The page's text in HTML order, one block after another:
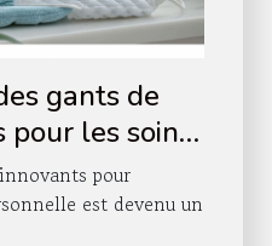
gants de
les soins
pour
est devenu un